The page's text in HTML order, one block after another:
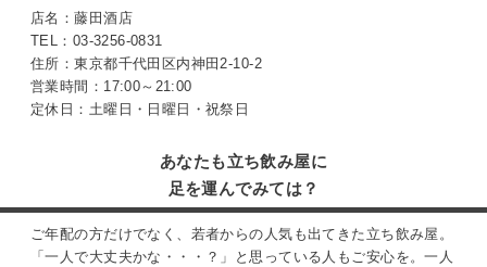
店名：藤田酒店
TEL：03-3256-0831
住所：東京都千代田区内神田2-10-2
営業時間：17:00～21:00
定休日：土曜日・日曜日・祝祭日
あなたも立ち飲み屋に
足を運んでみては？
ご年配の方だけでなく、若者からの人気も出てきた立ち飲み屋。
「一人で大丈夫かな・・・？」と思っている人もご安心を。一人